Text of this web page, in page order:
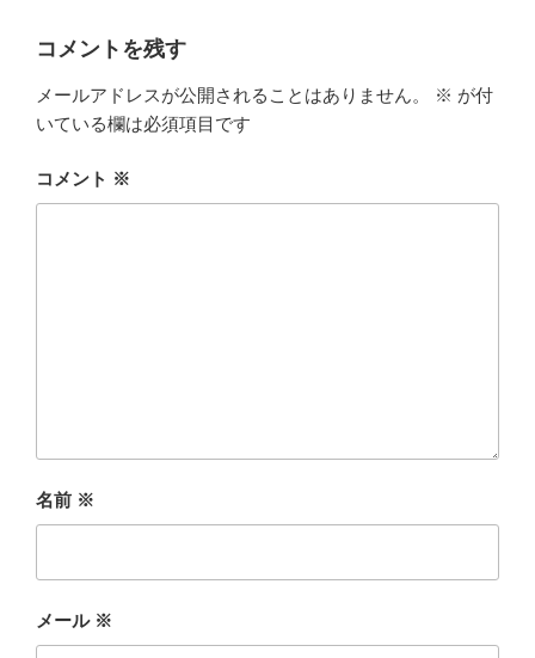
コメントを残す
メールアドレスが公開されることはありません。 ※ が付
いている欄は必須項目です
コメント ※
名前 ※
メール ※